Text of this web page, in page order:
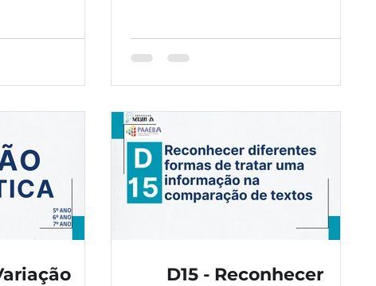
gráfico diverso.
D15 - Reconhecer